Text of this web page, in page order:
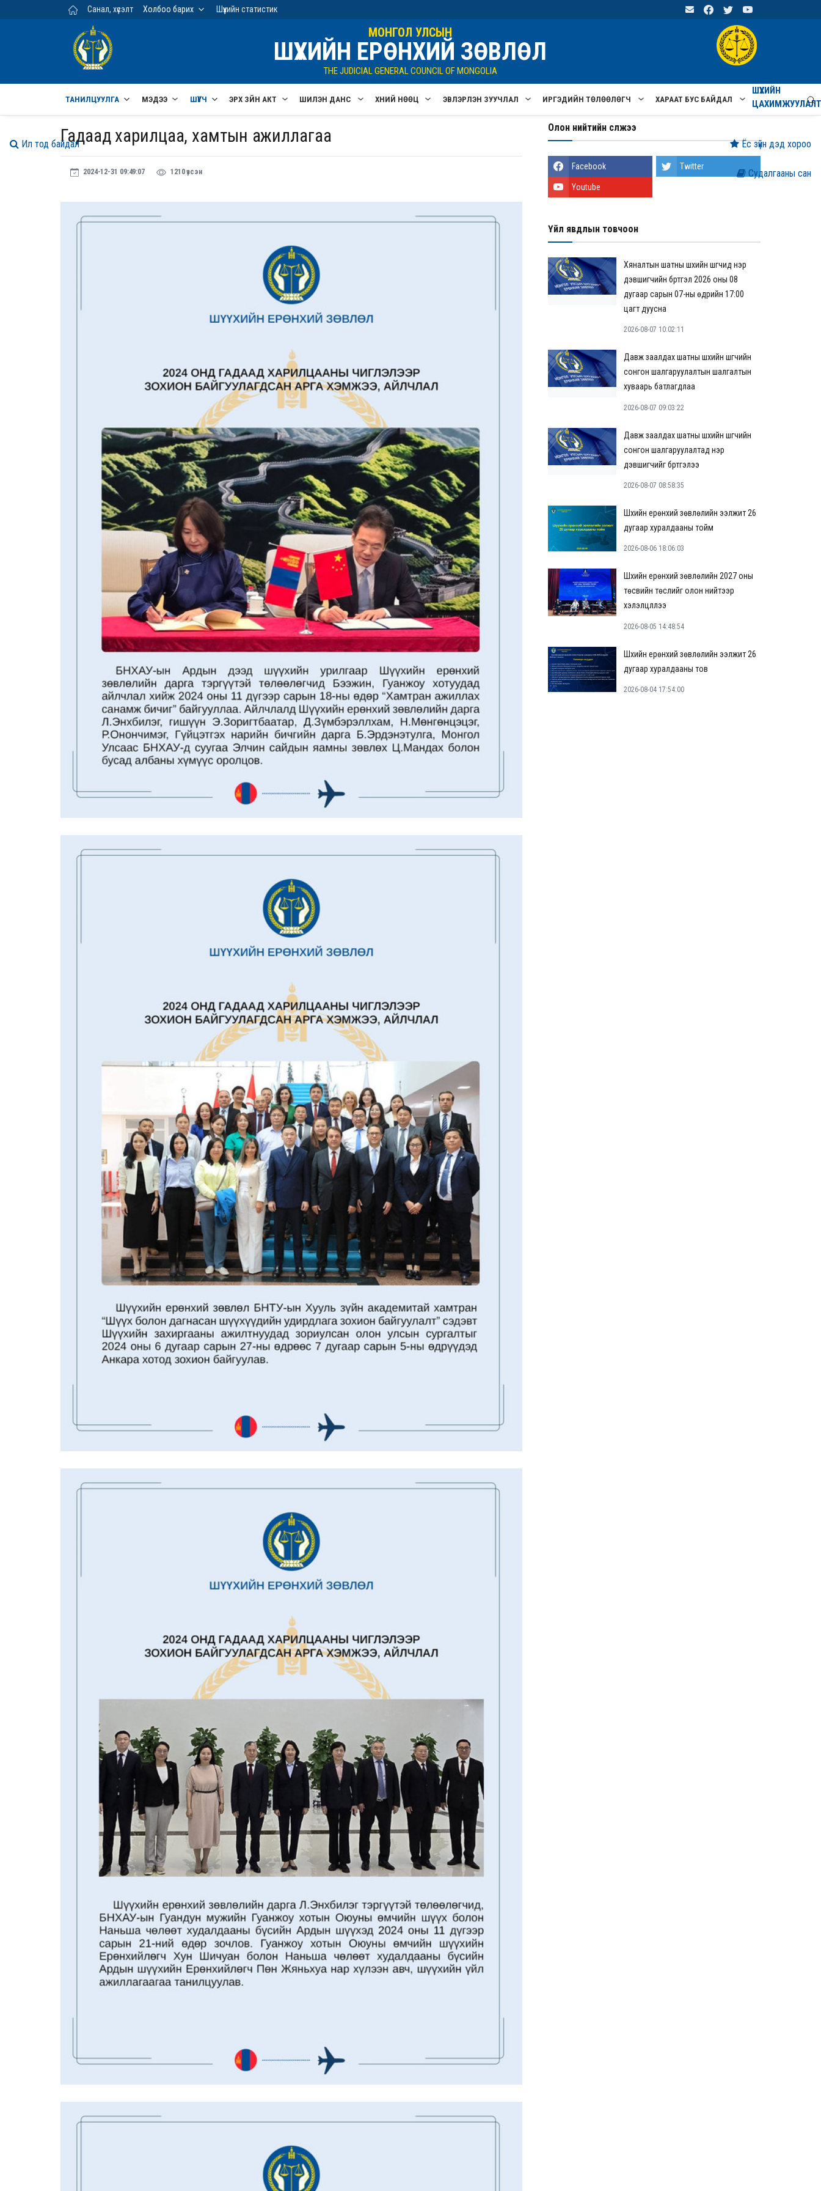
Үндсэн агуулга руу шилжих
Санал, хүсэлт Холбоо барих Шүүхийн статистик
МОНГОЛ УЛСЫН
ШҮҮХИЙН ЕРӨНХИЙ ЗӨВЛӨЛ
THE JUDICIAL GENERAL COUNCIL OF MONGOLIA
ТАНИЛЦУУЛГА МЭДЭЭ ШҮҮГЧ ЭРХ ЗҮЙН АКТ ШИЛЭН ДАНС ХҮНИЙ НӨӨЦ ЭВЛЭРҮҮЛЭН ЗУУЧЛАЛ ИРГЭДИЙН ТӨЛӨӨЛӨГЧ ХАРААТ БУС БАЙДАЛ
ШҮҮХИЙН
Гадаад харилцаа, хамтын ажиллагаа
2024-12-31 09:49:07 1210 үзсэн
Олон нийтийн сүлжээ
Facebook Twitter
Youtube
Үйл явдлын товчоон
Хяналтын шатны шүүхийн шүүгчид нэр
дэвшигчийн бүртгэл 2026 оны 08
дугаар сарын 07-ны өдрийн 17:00
цагт дуусна
2026-08-07 10:02:11
Давж заалдах шатны шүүхийн шүүгчийн
сонгон шалгаруулалтын шалгалтын
хуваарь батлагдлаа
2026-08-07 09:03:22
Давж заалдах шатны шүүхийн шүүгчийн
сонгон шалгаруулалтад нэр
дэвшигчийг бүртгэлээ
2026-08-07 08:58:35
Шүүхийн ерөнхий зөвлөлийн ээлжит 26
дугаар хуралдааны тойм
2026-08-06 18:06:03
Шүүхийн ерөнхий зөвлөлийн 2027 оны
төсвийн төслийг олон нийтээр
хэлэлцүүллээ
2026-08-05 14:48:54
Шүүхийн ерөнхий зөвлөлийн ээлжит 26
дугаар хуралдааны тов
2026-08-04 17:54:00
Судалгааны сан
Ёс зүйн дэд хороо
Ил тод байдал